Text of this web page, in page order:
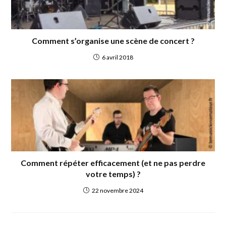
Comment s’organise une scène de concert ?
6 avril 2018
Comment répéter efficacement (et ne pas perdre
votre temps) ?
22 novembre 2024